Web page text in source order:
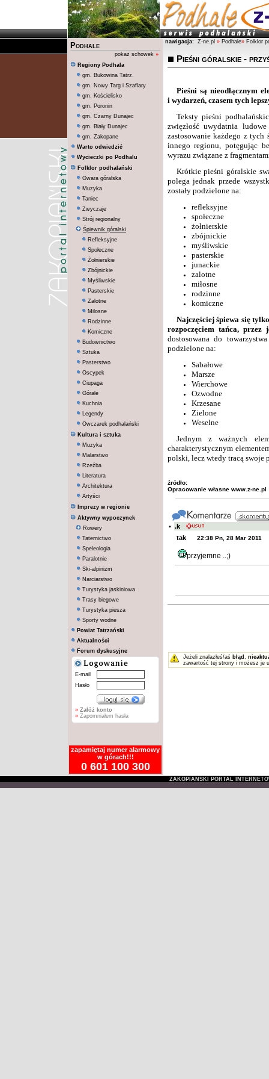
Podhale
pokaż schowek »
Regiony Podhala
gm. Bukowina Tatrz.
gm. Nowy Targ i Szaflary
gm. Kościelisko
gm. Poronin
gm. Czarny Dunajec
gm. Biały Dunajec
gm. Zakopane
Warto odwiedzić
Wycieczki po Podhalu
Folklor podhalański
Gwara góralska
Muzyka
Taniec
Zwyczaje
Strój regionalny
Śpiewnik góralski
Refleksyjne
Społeczne
Żołnierskie
Zbójnickie
Myśliwskie
Pasterskie
Zalotne
Miłosne
Rodzinne
Komiczne
Budownictwo
Sztuka
Pasterstwo
Oscypek
Ciupaga
Górale
Kuchnia
Legendy
Owczarek podhalański
Kultura i sztuka
Muzyka
Malarstwo
Rzeźba
Literatura
Architektura
Artyści
Imprezy w regionie
Aktywny wypoczynek
Rowery
Taternictwo
Speleologia
Paralotnie
Ski-alpinizm
Narciarstwo
Turystyka jaskiniowa
Trasy biegowe
Turystyka piesza
Sporty wodne
Powiat Tatrzański
Aktualności
Forum dyskusyjne
E-mail
Hasło
» Załóż konto
» Zapomniałem hasła
zapamiętaj numer alarmowy
w górach!!!
0 601 100 300
nawigacja: Z-ne.pl » Podhale» Folklor
Pieśni góralskie -
Pieśni są nieodłącznym
i wydarzeń, czasem tych
Teksty pieśni
zwięzłość uwydatnia
zastosowanie każdego z
innego regionu, potęgując
wyrazu związane z
Krótkie pieśni góralskie
polega jednak przede
zostały podzielone na:
refleksyjne
społeczne
żołnierskie
zbójnickie
myśliwskie
pasterskie
junackie
zalotne
miłosne
rodzinne
komiczne
Najczęściej śpiewa się
rozpoczęciem tańca, przez
dostosowana do
podzielone na:
Sabałowe
Marsze
Wierchowe
Ozwodne
Krzesane
Zielone
Weselne
Jednym z ważnych
charakterystycznym
polski, lecz wtedy tracą swoje
źródło:
Opracowanie własne www.z-ne.pl
• .k
tak
22:38 Pn, 28 Mar 2011
przyjemne ..;)
Jeżeli znalazłeś/aś błąd ,
zawartość tej strony i możesz je
ZAKOPIAŃSKI PORTAL